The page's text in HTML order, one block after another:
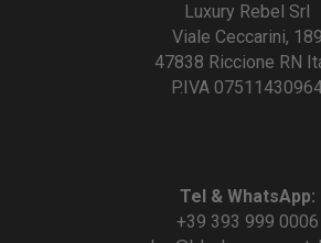
Luxury Rebel Srl
Viale Ceccarini, 189
47838 Riccione RN
P.IVA
Tel & WhatsApp:
+39 393 999 0006